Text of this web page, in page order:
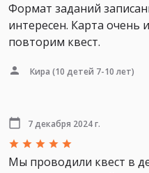
Формат заданий
интересен. Карта очень
повторим квест.
Кира (10 детей 7-10 лет)
7 декабря 2024 г.
Мы проводили квест в